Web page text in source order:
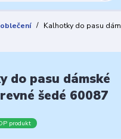
Kalhotky do pasu
do pasu dámské
šedé 60087
produkt